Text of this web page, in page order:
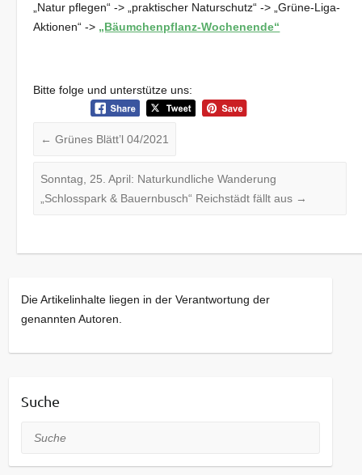
„Natur pflegen“ -> „praktischer Naturschutz“ -> „Grüne-Liga-
Aktionen“ -> „Bäumchenpflanz-Wochenende“
Bitte folge und unterstütze uns:
← Grünes Blätt’l 04/2021
Sonntag, 25. April: Naturkundliche Wanderung
„Schlosspark & Bauernbusch“ Reichstädt fällt aus →
Die Artikelinhalte liegen in der Verantwortung der
genannten Autoren.
Suche
Suche